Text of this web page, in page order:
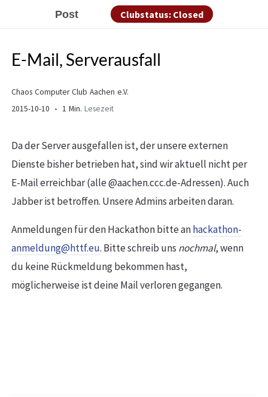
Post Clubstatus: Closed
E-Mail, Serverausfall
Chaos Computer Club Aachen e.V.
2015-10-10
1 Min. Lesezeit
Da der Server ausgefallen ist, der unsere externen
Dienste bisher betrieben hat, sind wir aktuell nicht per
E-Mail erreichbar (alle @aachen.ccc.de-Adressen). Auch
Jabber ist betroffen. Unsere Admins arbeiten daran.
Anmeldungen für den Hackathon bitte anhackathon-
anmeldung@httf.eu. Bitte schreib uns nochmal, wenn
du keine Rückmeldung bekommen hast,
möglicherweise ist deine Mail verloren gegangen.